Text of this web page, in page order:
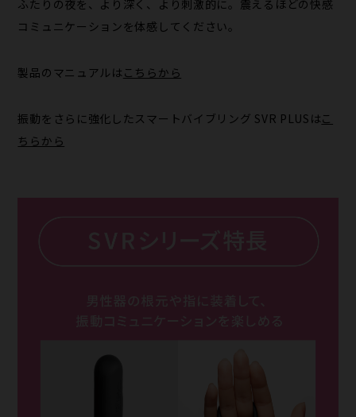
ふたりの夜を、より深く、より刺激的に。震えるほどの快感
コミュニケーションを体感してください。
製品のマニュアルは こちらから
振動をさらに強化したスマートバイブリング SVR PLUSはこ
ちらから